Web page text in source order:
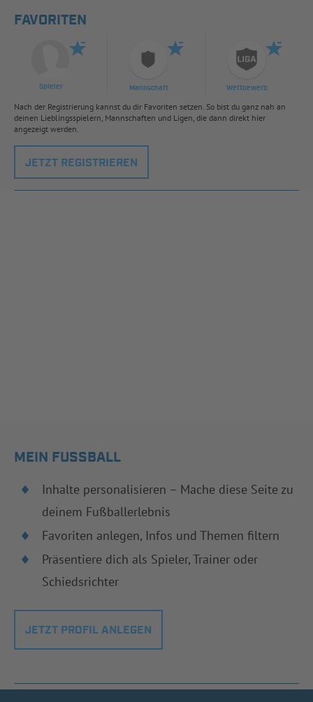
FAVORITEN
Spieler Mannschaft Wettbewerb
Nach der Registrierung kannst du dir Favoriten setzen. So bist du ganz nah an
deinen Lieblingsspielern, Mannschaften und Ligen, die dann direkt hier
angezeigt werden.
JETZT REGISTRIEREN
MEIN FUSSBALL
Inhalte personalisieren – Mache diese Seite zu
deinem Fußballerlebnis
Favoriten anlegen, Infos und Themen filtern
Präsentiere dich als Spieler, Trainer oder
Schiedsrichter
JETZT PROFIL ANLEGEN